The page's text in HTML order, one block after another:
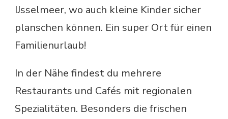
IJsselmeer, wo auch kleine Kinder sicher
planschen können. Ein super Ort für einen
Familienurlaub!
In der Nähe findest du mehrere
Restaurants und Cafés mit regionalen
Spezialitäten. Besonders die frischen